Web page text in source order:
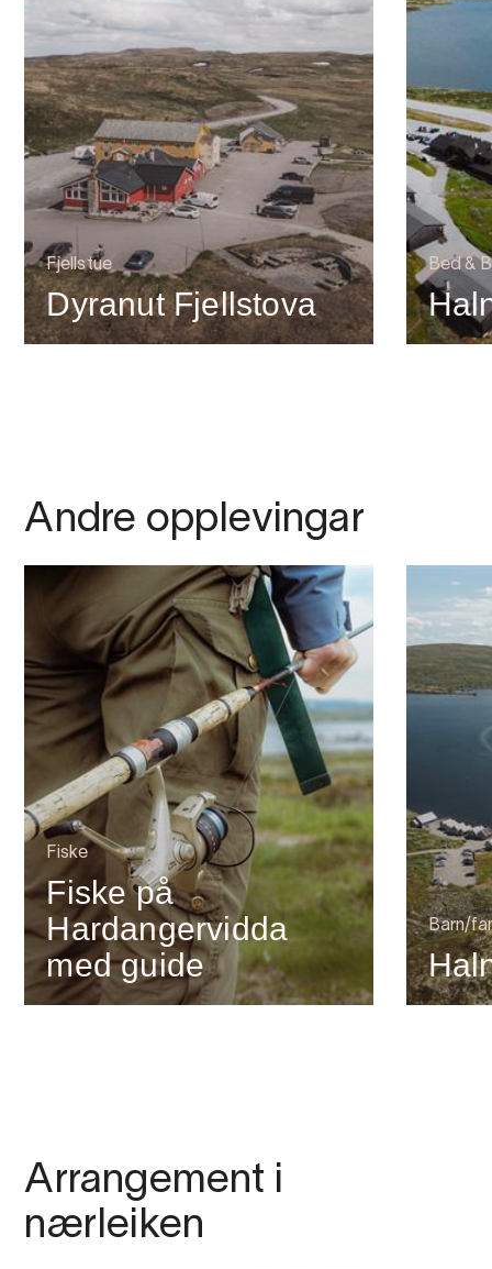
Fjellstue
Dyranut Fjellstova
Bed &
Andre opplevingar
Fiske
Fiske på
Hardangervidda
med guide
Barn/
Arrangement i
nærleiken